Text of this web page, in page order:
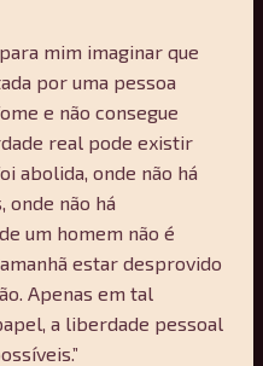
mim imaginar que
por uma pessoa
e não consegue
real pode existir
abolida, onde não há
onde não há
um homem não é
estar desprovido
Apenas em tal
a liberdade pessoal